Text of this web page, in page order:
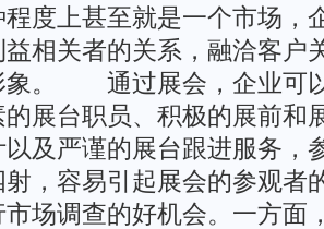
度上甚至就是一个市场，
相关者的关系，融洽客户
象。 通过展会，企业可
展台职员、积极的展前和
及严谨的展台跟进服务，
射，容易引起展会的参观
场调查的好机会。一方面